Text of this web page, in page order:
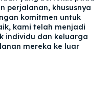
perjalanan, khususnya
komitmen untuk
kami telah menjadi
individu dan keluarga
mereka ke luar